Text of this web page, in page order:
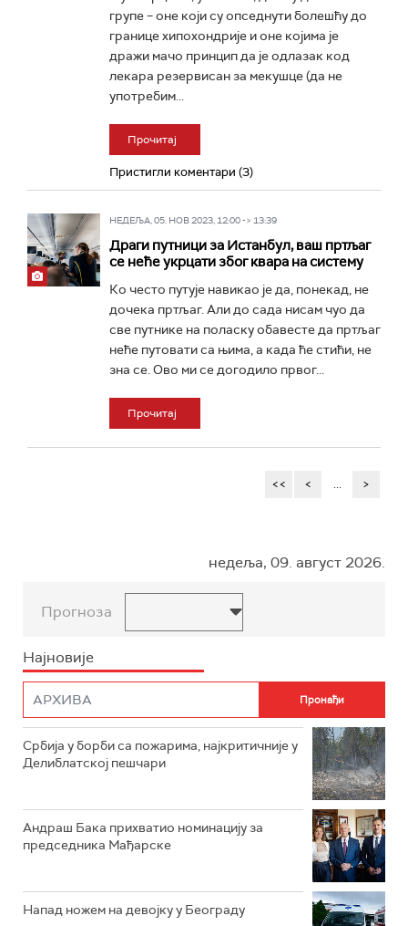
групе – оне који су опседнути болешћу до
границе хипохондрије и оне којима је
дражи мачо принцип да је одлазак код
лекара резервисан за мекушце (да не
употребим...
Прочитај
Пристигли коментари (3)
НЕДЕЉА, 05. НОВ 2023, 12:00 -> 13:39
Драги путници за Истанбул, ваш пртљаг
се неће укрцати због квара на систему
Ко често путује навикао је да, понекад, не
дочека пртљаг. Али до сада нисам чуо да
све путнике на поласку обавесте да пртљаг
неће путовати са њима, а када ће стићи, не
зна се. Ово ми се догодило првог...
Прочитај
<< < ... >
недеља, 09. август 2026.
Прогноза
Најновије
Србија у борби са пожарима, најкритичније у
Делиблатској пешчари
Андраш Бака прихватио номинацију за
председника Мађарске
Напад ножем на девојку у Београду